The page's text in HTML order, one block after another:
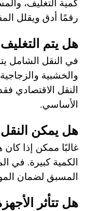
كمية التغليف،
رقمًا أدق ويقلل
هل يتم
في النقل الشامل
والخشبية
النقل الاقتصادي
الأساسي.
هل يمكن
غالبًا ممكن إذا
الكمية كبيرة. في
المسبق لضمان
هل تتأثر